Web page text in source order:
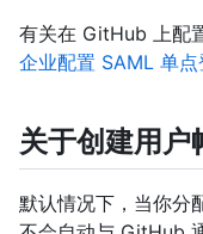
有关在 GitHub 上配
企业配置 SAML 单点
关于创建用户
默认情况下，当你分